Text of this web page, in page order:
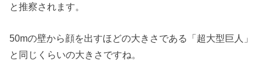
と推察されます。
50mの壁から顔を出すほどの大きさである「超大型巨人」
と同じくらいの大きさですね。